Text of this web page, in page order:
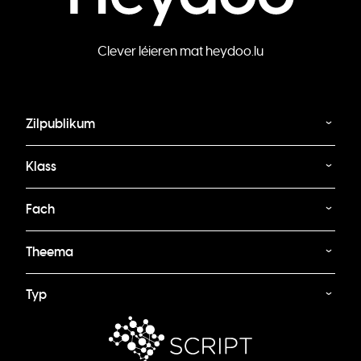
Clever léieren mat heydoo.lu
Zilpublikum
Klass
Fach
Theema
Typ